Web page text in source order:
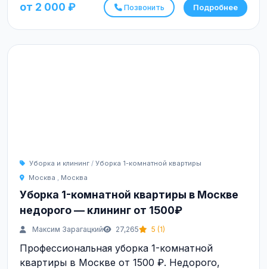
от 2 000 ₽ Позвонить Подробнее
Уборка и клининг / Уборка 1-комнатной квартиры
Москва , Москва
Уборка 1-комнатной квартиры в Москве
недорого — клининг от 1500₽
Максим Зарагацкий 27,265 5 (1)
Профессиональная уборка 1-комнатной
квартиры в Москве от 1500 ₽. Недорого,